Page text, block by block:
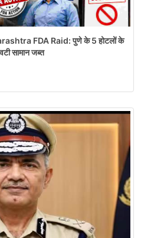
FDA Raid: पुणे के 5 होटलों के
सामान जब्त